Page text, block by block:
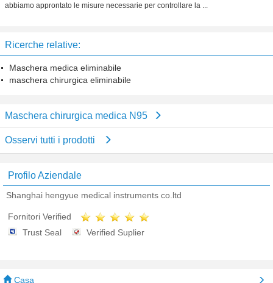
abbiamo approntato le misure necessarie per controllare la ...
Ricerche relative:
Maschera medica eliminabile
maschera chirurgica eliminabile
Maschera chirurgica medica N95
Osservi tutti i prodotti
Profilo Aziendale
Shanghai hengyue medical instruments co.ltd
Fornitori Verified
Trust Seal
Verified Suplier
Casa